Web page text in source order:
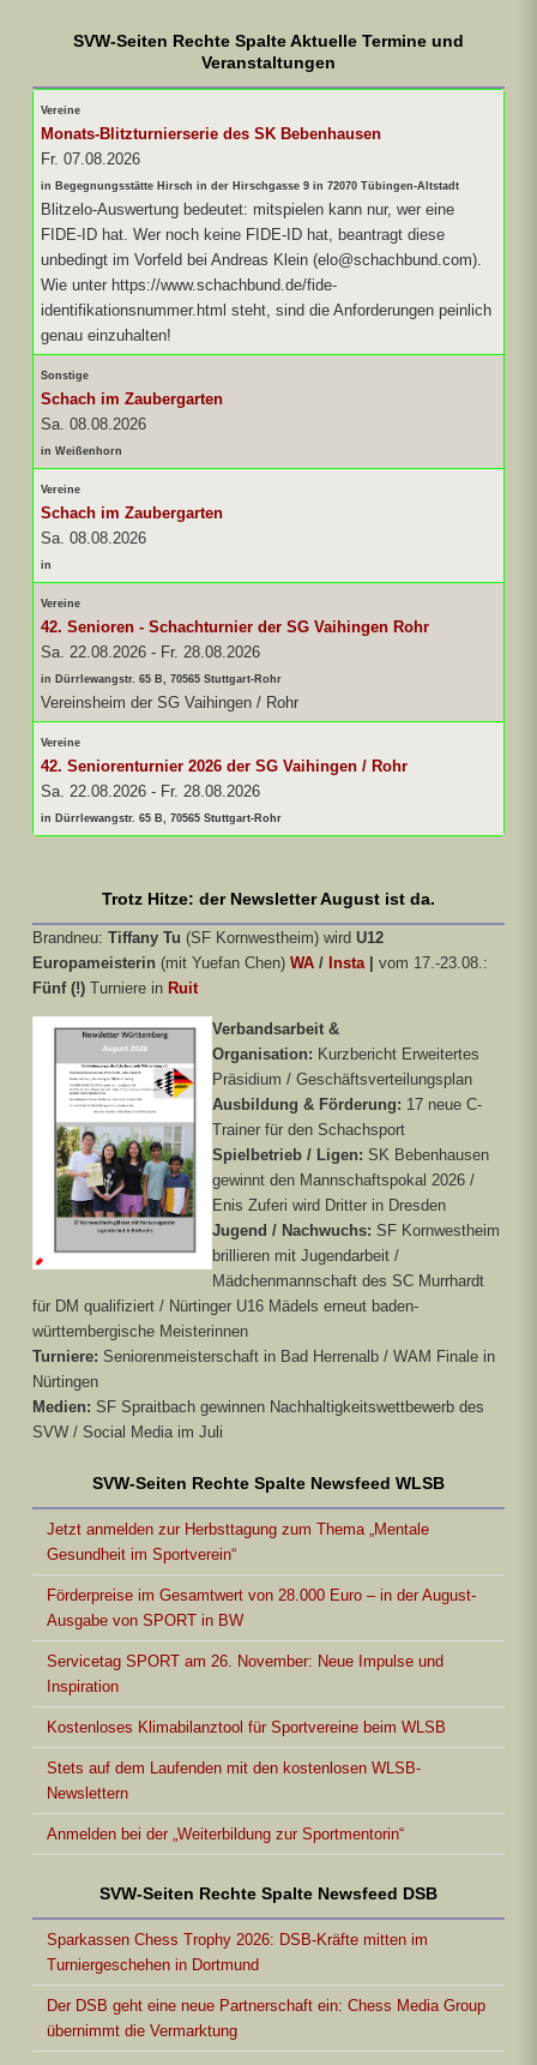
SVW-Seiten Rechte Spalte Aktuelle Termine und
Veranstaltungen
Vereine
Monats-Blitzturnierserie des SK Bebenhausen
Fr. 07.08.2026
in Begegnungsstätte Hirsch in der Hirschgasse 9 in 72070 Tübingen-Altstadt
Blitzelo-Auswertung bedeutet: mitspielen kann nur, wer eine
FIDE-ID hat. Wer noch keine FIDE-ID hat, beantragt diese
unbedingt im Vorfeld bei Andreas Klein (elo@schachbund.com).
Wie unter https://www.schachbund.de/fide-
identifikationsnummer.html steht, sind die Anforderungen peinlich
genau einzuhalten!
Sonstige
Schach im Zaubergarten
Sa. 08.08.2026
in Weißenhorn
Vereine
Schach im Zaubergarten
Sa. 08.08.2026
in
Vereine
42. Senioren - Schachturnier der SG Vaihingen Rohr
Sa. 22.08.2026 - Fr. 28.08.2026
in Dürrlewangstr. 65 B, 70565 Stuttgart-Rohr
Vereinsheim der SG Vaihingen / Rohr
Vereine
42. Seniorenturnier 2026 der SG Vaihingen / Rohr
Sa. 22.08.2026 - Fr. 28.08.2026
in Dürrlewangstr. 65 B, 70565 Stuttgart-Rohr
Trotz Hitze: der Newsletter August ist da.
Brandneu: Tiffany Tu (SF Kornwestheim) wird U12
Europameisterin (mit Yuefan Chen) WA / Insta | vom 17.-23.08.:
Fünf (!) Turniere in Ruit
Verbandsarbeit &
Organisation: Kurzbericht Erweitertes
Präsidium / Geschäftsverteilungsplan
Ausbildung & Förderung: 17 neue C-
Trainer für den Schachsport
Spielbetrieb / Ligen: SK Bebenhausen
gewinnt den Mannschaftspokal 2026 /
Enis Zuferi wird Dritter in Dresden
Jugend / Nachwuchs: SF Kornwestheim
brillieren mit Jugendarbeit /
Mädchenmannschaft des SC Murrhardt
für DM qualifiziert / Nürtinger U16 Mädels erneut baden-
württembergische Meisterinnen
Turniere: Seniorenmeisterschaft in Bad Herrenalb / WAM Finale in
Nürtingen
Medien: SF Spraitbach gewinnen Nachhaltigkeitswettbewerb des
SVW / Social Media im Juli
SVW-Seiten Rechte Spalte Newsfeed WLSB
Jetzt anmelden zur Herbsttagung zum Thema „Mentale
Gesundheit im Sportverein“
Förderpreise im Gesamtwert von 28.000 Euro – in der August-
Ausgabe von SPORT in BW
Servicetag SPORT am 26. November: Neue Impulse und
Inspiration
Kostenloses Klimabilanztool für Sportvereine beim WLSB
Stets auf dem Laufenden mit den kostenlosen WLSB-
Newslettern
Anmelden bei der „Weiterbildung zur Sportmentorin“
SVW-Seiten Rechte Spalte Newsfeed DSB
Sparkassen Chess Trophy 2026: DSB-Kräfte mitten im
Turniergeschehen in Dortmund
Der DSB geht eine neue Partnerschaft ein: Chess Media Group
übernimmt die Vermarktung